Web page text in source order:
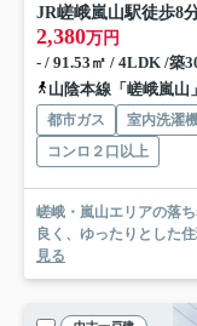
JR嵯峨嵐山駅徒歩8
2,380万円
- / 91.53㎡ / 4LDK /築
山陰本線「嵯峨嵐山
都市ガス 室内洗濯
コンロ２口以上
嵯峨・嵐山エリアの落
良く、ゆったりとした
見る